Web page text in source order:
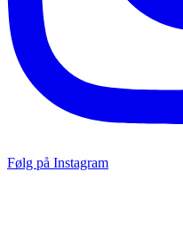
Følg på Instagram